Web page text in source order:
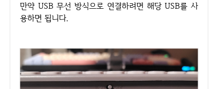
만약 USB 무선 방식으로 연결하려면 해당 USB를 사
용하면 됩니다.